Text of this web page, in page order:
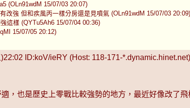
(OLn91wdM 15/07/03 20:07)
改強 但和疾風丙一樣分房還是見噴氣 (OLn91wdM 15/07/03 20:09)
這樣 (QYTu5Ah6 15/07/04 00:36)
15/07/05 20:12)
ID:koV/ieRY (Host: 118-171-
，也是歷史上零戰比較強勢的地方，最近好像改了